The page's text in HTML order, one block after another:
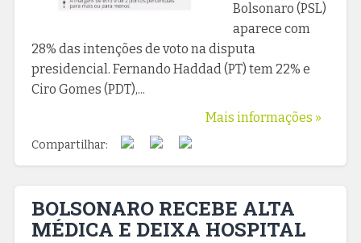
Bolsonaro (PSL)
aparece com
28% das intenções de voto na disputa
presidencial. Fernando Haddad (PT) tem 22% e
Ciro Gomes (PDT),...
Mais informações »
Compartilhar:
BOLSONARO RECEBE ALTA
MÉDICA E DEIXA HOSPITAL